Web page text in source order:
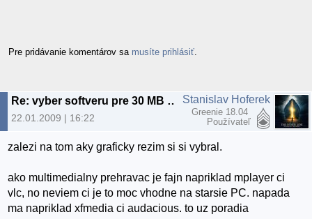
Pre pridávanie komentárov sa musíte prihlásiť
Re: vyber softveru pre 30 MB RAM a 3 GB HDD
22.01.2009 | 16:22
Stanislav Hoferek
Greenie 18.04
Používateľ
zalezi na tom aky graficky rezim si si vybral.
ako multimedialny prehravac je fajn napriklad mplayer ci
vlc, no neviem ci je to moc vhodne na starsie PC. napada
ma napriklad xfmedia ci audacious. to uz poradia